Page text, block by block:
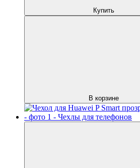
Купить
В корзине